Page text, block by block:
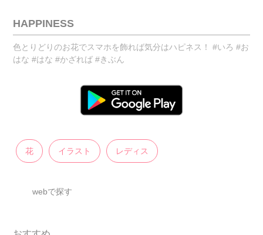
HAPPINESS
色とりどりのお花でスマホを飾れば気分はハピネス！ #いろ #お
はな #はな #かざれば #きぶん
花 イラスト レディス
webで探す